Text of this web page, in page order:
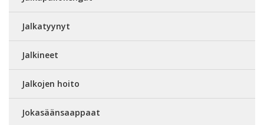
Jalkatyynyt
Jalkineet
Jalkojen hoito
Jokasäänsaappaat